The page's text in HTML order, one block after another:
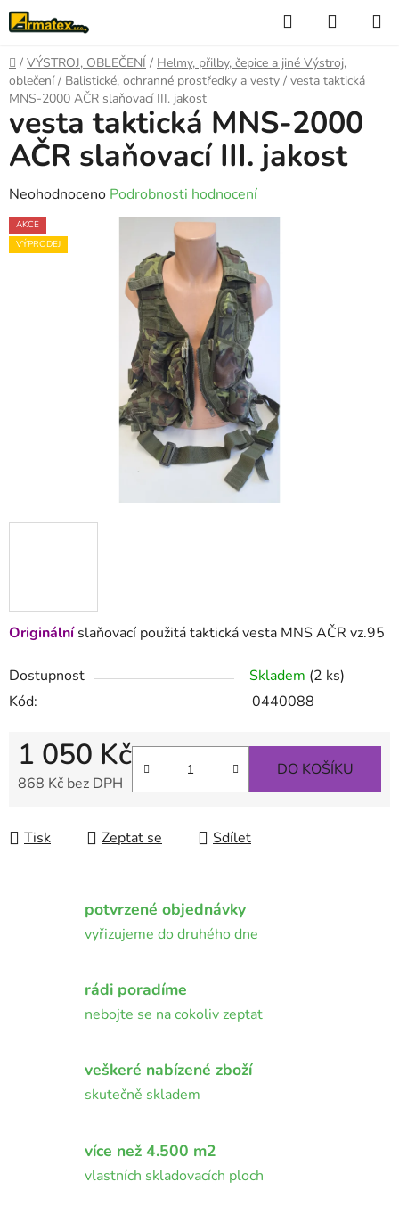
Přejít
na
obsah
Hledat
KOŠÍK
Domů
/ VÝSTROJ, OBLEČENÍ / Helmy, přilby, čepice a jiné Výstroj,
oblečení / Balistické, ochranné prostředky a vesty / vesta taktická
MNS-2000 AČR slaňovací III. jakost
Originálníslaňovací použitá taktická vesta MNS AČR vz.95
Dostupnost Skladem (2 ks)
Kód:
0440088
1 050 Kč
868 Kč bez DPH
DO KOŠÍKU
Tisk Zeptat se Sdílet
vesta taktická MNS-2000
AČR slaňovací III. jakost
Průměrné
hodnocení
produktu
Neohodnoceno Podrobnosti hodnocení
AKCE
VÝPRODEJ
potvrzené objednávky
vyřizujeme do druhého dne
rádi poradíme
nebojte se na cokoliv zeptat
veškeré nabízené zboží
skutečně skladem
více než 4.500 m2
vlastních skladovacích ploch